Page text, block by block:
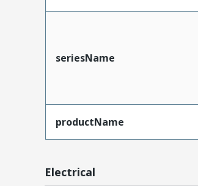
seriesName
productName
Electrical